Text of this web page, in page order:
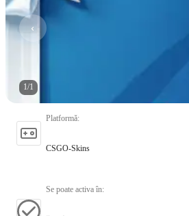
1/1
Platformă:
CSGO-Skins
Se poate activa în: